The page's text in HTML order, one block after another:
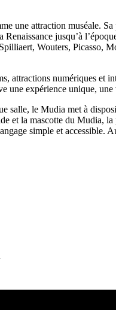
une attraction muséale. Sa
jusqu’à
Wouters, Picasso,
attractions numériques et
une expérience unique,
salle, le Mudia met à
et la mascotte du Mudia,
simple et accessible.